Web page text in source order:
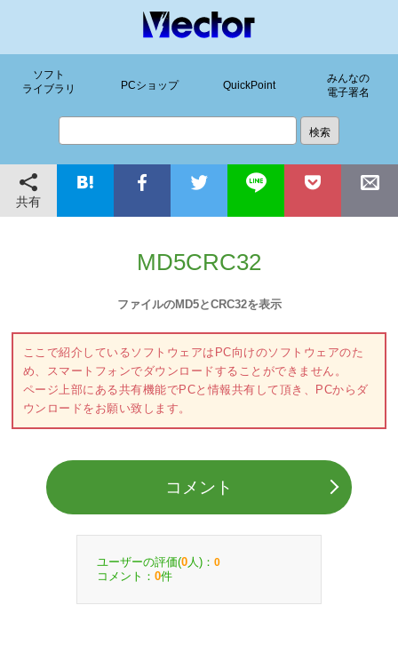
ソフト
ライブラリ
PCショップ QuickPoint
みんなの
電子署名
共有
MD5CRC32
ファイルのMD5とCRC32を表示
ここで紹介しているソフトウェアはPC向けのソフトウェアのた
め、スマートフォンでダウンロードすることができません。
ページ上部にある共有機能でPCと情報共有して頂き、PCからダ
ウンロードをお願い致します。
コメント
ユーザーの評価(0 人)： 0
コメント： 0件